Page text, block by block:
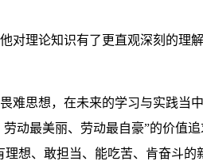
理论知识有了更直观深刻的理
思想，在未来的学习与实践当
动最美丽、劳动最自豪”的价值
想、敢担当、能吃苦、肯奋斗